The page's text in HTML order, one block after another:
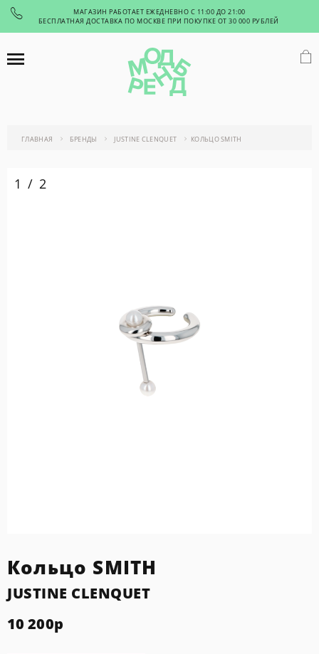
МАГАЗИН РАБОТАЕТ ЕЖЕДНЕВНО С 11:00 ДО 21:00
БЕСПЛАТНАЯ ДОСТАВКА ПО МОСКВЕ ПРИ ПОКУПКЕ ОТ 30 000 РУБЛЕЙ
ГЛАВНАЯ БРЕНДЫ JUSTINE CLENQUET КОЛЬЦО SMITH
1 / 2
Кольцо SMITH
JUSTINE CLENQUET
10 200р